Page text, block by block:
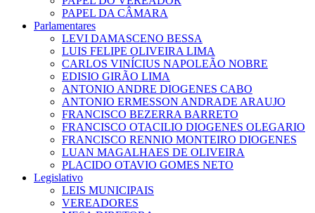
PAPEL DA CÂMARA
Parlamentares
LEVI DAMASCENO BESSA
LUIS FELIPE OLIVEIRA LIMA
CARLOS VINÍCIUS NAPOLEÃO NOBRE
EDISIO GIRÃO LIMA
ANTONIO ANDRE DIOGENES CABO
ANTONIO ERMESSON ANDRADE ARAUJO
FRANCISCO BEZERRA BARRETO
FRANCISCO OTACILIO DIOGENES OLEGARIO
FRANCISCO RENNIO MONTEIRO DIOGENES
LUAN MAGALHAES DE OLIVEIRA
PLACIDO OTAVIO GOMES NETO
Legislativo
LEIS MUNICIPAIS
VEREADORES